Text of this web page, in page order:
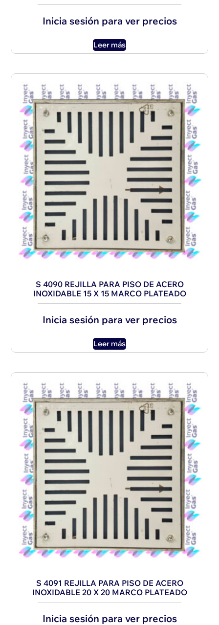
Inicia sesión para ver precios
Leer más
S 4090 REJILLA PARA PISO DE ACERO
INOXIDABLE 15 X 15 MARCO PLATEADO
Inicia sesión para ver precios
Leer más
S 4091 REJILLA PARA PISO DE ACERO
INOXIDABLE 20 X 20 MARCO PLATEADO
Inicia sesión para ver precios